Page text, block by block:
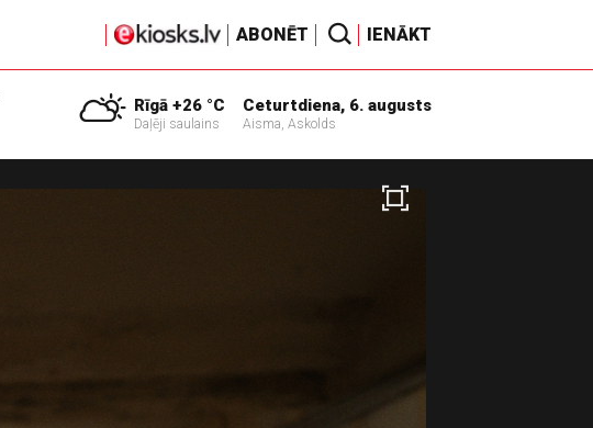
ABONĒT IENĀKT
Rīgā +26 °C
Daļēji saulains
Ceturtdiena, 6. augusts
Aisma, Askolds